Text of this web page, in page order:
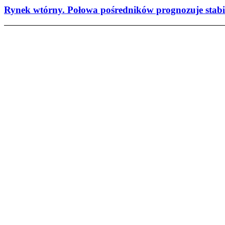
Rynek wtórny. Połowa pośredników prognozuje